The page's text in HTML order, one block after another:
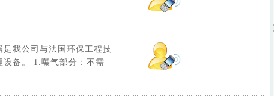
我公司与法国环保工程技
设备。 1.曝气部分：不需